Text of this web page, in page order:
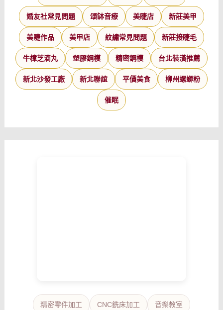
婚友社常見問題 頌缽音療 美睫店 新莊美甲
美睫作品 美甲店 紋繡常見問題 新莊接睫毛
牛樟芝滴丸 塑膠鋼模 精密鋼模 台北裝潢推薦
新北沙發工廠 新北聯誼 平價美食 柳州螺螄粉
催眠
精密零件加工 CNC銑床加工 音樂教室